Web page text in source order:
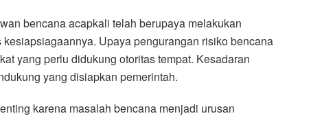
bencana acapkali telah berupaya melakukan
Upaya pengurangan risiko bencana
yang perlu didukung otoritas tempat. Kesadaran
yang disiapkan pemerintah.
karena masalah bencana menjadi urusan